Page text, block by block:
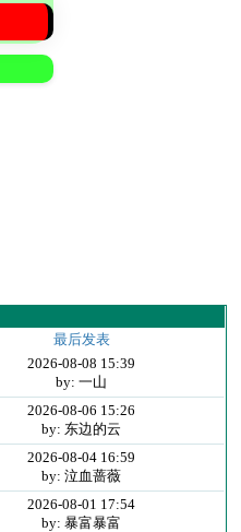
最后发表
2026-08-08 15:39
by: 一山
2026-08-06 15:26
by: 东边的云
2026-08-04 16:59
by: 泣血蔷薇
2026-08-01 17:54
by: 暴富暴富